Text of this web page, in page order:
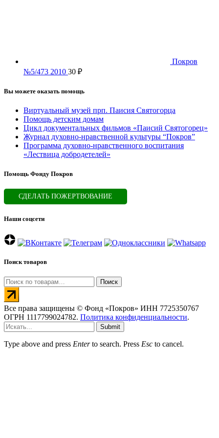
Покров
№5/473 2010 30 ₽
Вы можете оказать помощь
Виртуальный музей прп. Паисия Святогорца
Помощь детским домам
Цикл документальных фильмов «Паисий Святогорец»
Журнал духовно-нравственной культуры “Покров”
Программа духовно-нравственного воспитания
«Лествица добродетелей»
Помощь Фонду Покров
СДЕЛАТЬ ПОЖЕРТВОВАНИЕ
Наши соцсети
Поиск товаров
Искать: Поиск
Все права защищены © Фонд «Покров» ИНН 7725350767
ОГРН 1117799024782. Политика конфиденциальности.
Submit
Type above and press Enterto search. Press Esc to cancel.